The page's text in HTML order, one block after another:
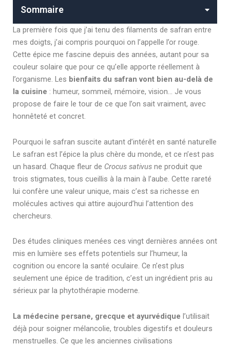
Sommaire
La première fois que j’ai tenu des filaments de safran entre
mes doigts, j’ai compris pourquoi on l’appelle l’or rouge.
Cette épice me fascine depuis des années, autant pour sa
couleur solaire que pour ce qu’elle apporte réellement à
l’organisme. Les bienfaits du safran vont bien au-delà de
la cuisine : humeur, sommeil, mémoire, vision… Je vous
propose de faire le tour de ce que l’on sait vraiment, avec
honnêteté et concret.
Pourquoi le safran suscite autant d’intérêt en santé naturelle
Le safran est l’épice la plus chère du monde, et ce n’est pas
un hasard. Chaque fleur de Crocus sativusne produit que
trois stigmates, tous cueillis à la main à l’aube. Cette rareté
lui confère une valeur unique, mais c’est sa richesse en
molécules actives qui attire aujourd’hui l’attention des
chercheurs.
Des études cliniques menées ces vingt dernières années ont
mis en lumière ses effets potentiels sur l’humeur, la
cognition ou encore la santé oculaire. Ce n’est plus
seulement une épice de tradition, c’est un ingrédient pris au
sérieux par la phytothérapie moderne.
La médecine persane, grecque et ayurvédique l’utilisait
déjà pour soigner mélancolie, troubles digestifs et douleurs
menstruelles. Ce que les anciennes civilisations